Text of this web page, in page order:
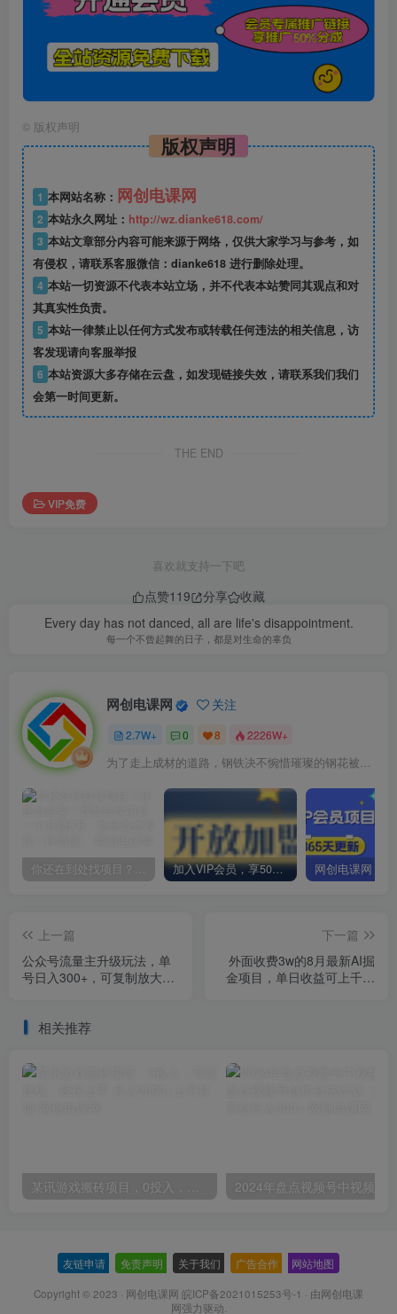
© 版权声明
版权声明
1 本网站名称： 网创电课网
2 本站永久网址： http://wz.dianke618.com/
3 本站文章部分内容可能来源于网络，仅供大家学习与参考，如
有侵权，请联系客服微信：dianke618 进行删除处理。
4 本站一切资源不代表本站立场，并不代表本站赞同其观点和对
其真实性负责。
5 本站一律禁止以任何方式发布或转载任何违法的相关信息，访
客发现请向客服举报
6 本站资源大多存储在云盘，如发现链接失效，请联系我们我们
会第一时间更新。
THE END
VIP免费
喜欢就支持一下吧
点赞119 分享
收藏
Every day has not danced, all are life's disappointment.
每一个不曾起舞的日子，都是对生命的辜负
网创电课网 关注
2.7W+ 0 8 2226W+
为了走上成材的道路，钢铁决不惋惜璀璨的钢花被遗弃
你还在到处找项目？还在当韭菜？我却靠卖项目一个月赚5万，曾经我也和你一样懵懂。 加入VIP会员，享50%的推广提成，免费学习多种网上创业课程，菜鸟秒变大神！
上一篇
公众号流量主升级玩法，单
号日入300+，可复制放大，
下一篇
外面收费3w的8月最新AI掘
金项目，单日收益可上千，
相关推荐
某讯游戏搬砖项目，0投入，可以挂机，轻松上手,月入3000+上不封顶
友链申请 免责声明 关于我们 广告合作 网站地图
Copyright © 2023 · 网创电课网 皖ICP备2021015253号-1 · 由网创电课
网强力驱动.